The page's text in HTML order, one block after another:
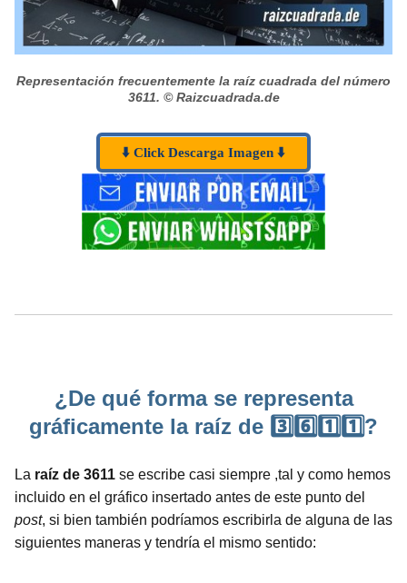
Representación frecuentemente la raíz cuadrada del número
3611. © Raizcuadrada.de
⬇️ Click Descarga Imagen ⬇️
¿De qué forma se representa
gráficamente la raíz de 3️⃣6️⃣1️⃣1️⃣?
La raíz de 3611 se escribe casi siempre ,tal y como hemos
incluido en el gráfico insertado antes de este punto del
post, si bien también podríamos escribirla de alguna de las
siguientes maneras y tendría el mismo sentido: